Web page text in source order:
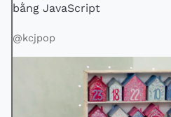
bằng JavaScript
@kcjpop